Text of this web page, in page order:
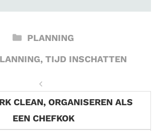
CATEGORIEËN
PLANNING
, TIJD INSCHATTEN
CLEAN, ORGANISEREN ALS
EEN CHEFKOK